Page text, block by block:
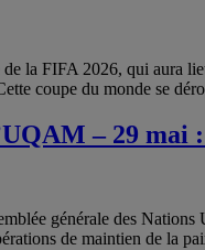
la FIFA 2026, qui aura
coupe du monde se
– 29 mai
générale des
de maintien de la